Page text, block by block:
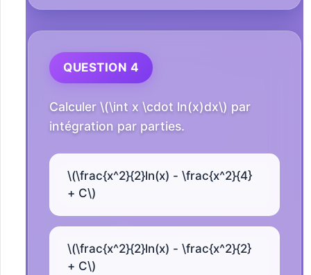
QUESTION 4
Calculer \(\int x \cdot ln(x)dx\) par
intégration par parties.
\(\frac{x^2}{2}ln(x) - \frac{x^2}{4}
+ C\)
\(\frac{x^2}{2}ln(x) - \frac{x^2}{2}
+ C\)